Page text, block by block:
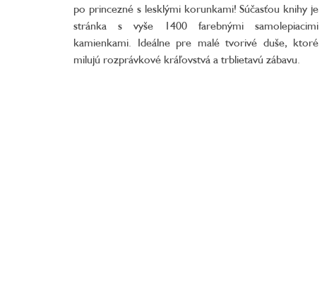
po princezné s lesklými korunkami! Súčasťou knihy je
stránka s vyše 1400 farebnými samolepiacimi
kamienkami. Ideálne pre malé tvorivé duše, ktoré
milujú rozprávkové kráľovstvá a trblietavú zábavu.